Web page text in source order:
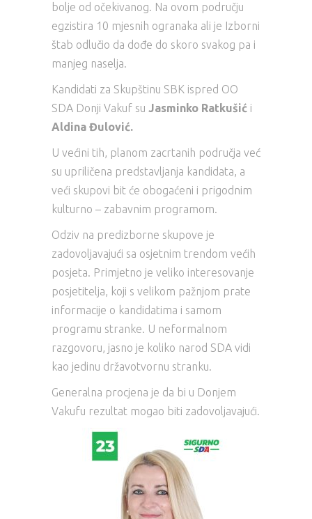
bolje od očekivanog. Na ovom području
egzistira 10 mjesnih ogranaka ali je Izborni
štab odlučio da dođe do skoro svakog pa i
manjeg naselja.
Kandidati za Skupštinu SBK ispred OO
SDA Donji Vakuf su Jasminko Ratkušić i
Aldina Đulović.
U većini tih, planom zacrtanih područja već
su upriličena predstavljanja kandidata, a
veći skupovi bit će obogaćeni i prigodnim
kulturno – zabavnim programom.
Odziv na predizborne skupove je
zadovoljavajući sa osjetnim trendom većih
posjeta. Primjetno je veliko interesovanje
posjetitelja, koji s velikom pažnjom prate
informacije o kandidatima i samom
programu stranke. U neformalnom
razgovoru, jasno je koliko narod SDA vidi
kao jedinu državotvornu stranku.
Generalna procjena je da bi u Donjem
Vakufu rezultat mogao biti zadovoljavajući.